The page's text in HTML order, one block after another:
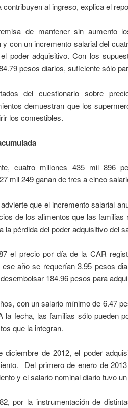
contribuyen al ingreso, explica el
de mantener sin aumento
y con un incremento salarial del
poder adquisitivo. Con los
pesos diarios, suficiente sólo
del cuestionario sobre
demuestran que los
los comestibles.
cuatro millones 435 mil 896
mil 249 ganan de tres a cinco
que el incremento salarial
de los alimentos que las familias
la pérdida del poder adquisitivo del
el precio por día de la CAR
año se requerían 3.95 pesos
184.96 pesos para
con un salario mínimo de 6.47
la fecha, las familias sólo pueden
que la integran.
diciembre de 2012, el poder
Del primero de enero de
y el salario nominal diario tuvo
por la instrumentación de